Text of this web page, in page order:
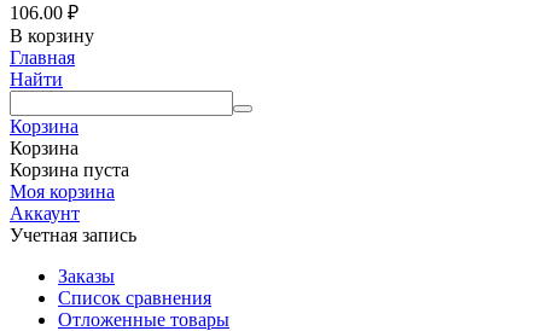
106.00 ₽
В корзину
Главная
Найти
Корзина
Корзина
Корзина пуста
Моя корзина
Аккаунт
Учетная запись
Заказы
Список сравнения
Отложенные товары